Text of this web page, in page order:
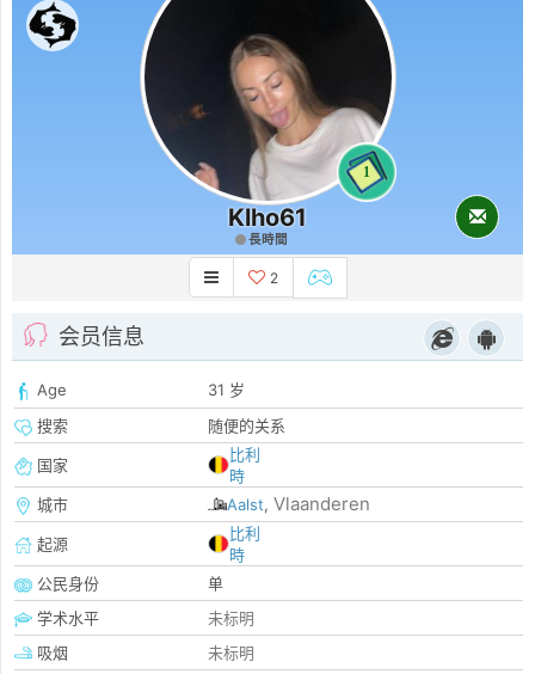
1
Klho61
長時間
2
会员信息
Age
31 岁
搜索
随便的关系
国家
比利
時
城市
Aalst, Vlaanderen
起源
比利
時
公民身份
单
学术水平
未标明
吸烟
未标明